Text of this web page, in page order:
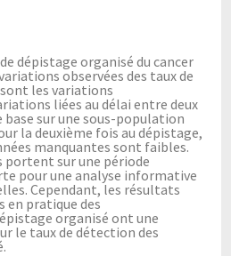
dépistage organisé du cancer
observées des taux de
les variations
liées au délai entre deux
base sur une sous-population
la deuxième fois au dépistage,
manquantes sont faibles.
portent sur une période
pour une analyse informative
Cependant, les résultats
en pratique des
organisé ont une
le taux de détection des